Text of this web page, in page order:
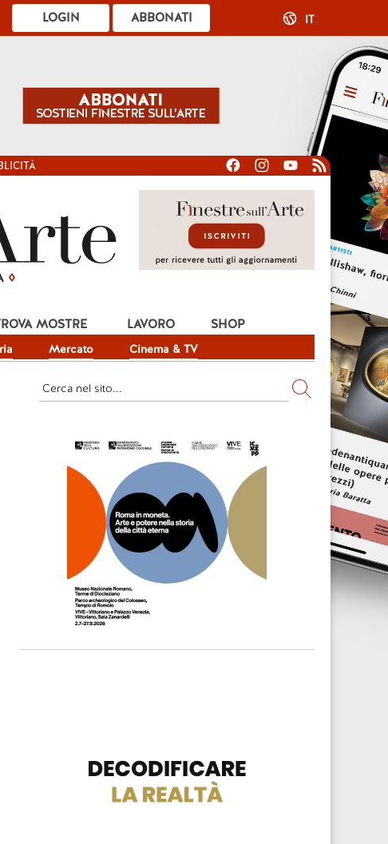
ABBONATI
LOGIN IT
Mercato Cinema & TV
MOSTRE LAVORO SHOP